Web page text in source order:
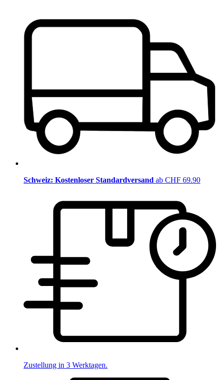
Schweiz: Kostenloser Standardversand ab CHF 69.90
Zustellung in 3 Werktagen.